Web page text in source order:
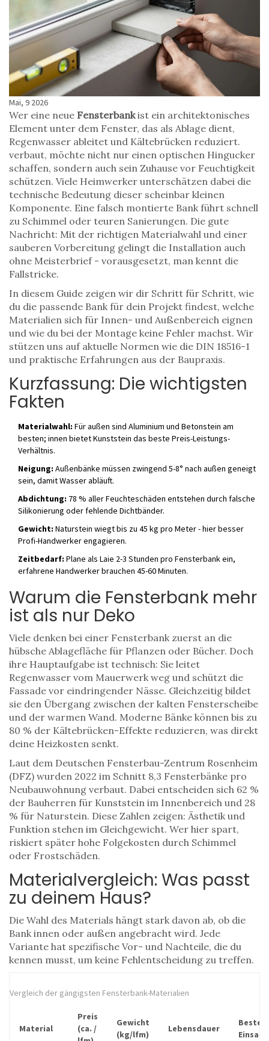
Mai, 9 2026
Wer eine neue Fensterbankist ein architektonisches
Element unter dem Fenster, das als Ablage dient,
Regenwasser ableitet und Kältebrücken reduziert.
verbaut, möchte nicht nur einen optischen Hingucker
schaffen, sondern auch sein Zuhause vor Feuchtigkeit
schützen. Viele Heimwerker unterschätzen dabei die
technische Bedeutung dieser scheinbar kleinen
Komponente. Eine falsch montierte Bank führt schnell
zu Schimmel oder teuren Sanierungen. Die gute
Nachricht: Mit der richtigen Materialwahl und einer
sauberen Vorbereitung gelingt die Installation auch
ohne Meisterbrief - vorausgesetzt, man kennt die
Fallstricke.
In diesem Guide zeigen wir dir Schritt für Schritt, wie
du die passende Bank für dein Projekt findest, welche
Materialien sich für Innen- und Außenbereich eignen
und wie du bei der Montage keine Fehler machst. Wir
stützen uns auf aktuelle Normen wie die DIN 18516-1
und praktische Erfahrungen aus der Baupraxis.
Kurzfassung: Die wichtigsten
Fakten
Materialwahl: Für außen sind Aluminium und Betonstein am
besten; innen bietet Kunststein das beste Preis-Leistungs-
Verhältnis.
Neigung: Außenbänke müssen zwingend 5-8° nach außen geneigt
sein, damit Wasser abläuft.
Abdichtung: 78 % aller Feuchteschäden entstehen durch falsche
Silikonierung oder fehlende Dichtbänder.
Gewicht: Naturstein wiegt bis zu 45 kg pro Meter - hier besser
Profi-Handwerker engagieren.
Zeitbedarf: Plane als Laie 2-3 Stunden pro Fensterbank ein,
erfahrene Handwerker brauchen 45-60 Minuten.
Warum die Fensterbank mehr
ist als nur Deko
Viele denken bei einer Fensterbank zuerst an die
hübsche Ablagefläche für Pflanzen oder Bücher. Doch
ihre Hauptaufgabe ist technisch: Sie leitet
Regenwasser vom Mauerwerk weg und schützt die
Fassade vor eindringender Nässe. Gleichzeitig bildet
sie den Übergang zwischen der kalten Fensterscheibe
und der warmen Wand. Moderne Bänke können bis zu
80 % der Kältebrücken-Effekte reduzieren, was direkt
deine Heizkosten senkt.
Laut dem Deutschen Fensterbau-Zentrum Rosenheim
(DFZ) wurden 2022 im Schnitt 8,3 Fensterbänke pro
Neubauwohnung verbaut. Dabei entscheiden sich 62 %
der Bauherren für Kunststein im Innenbereich und 28
% für Naturstein. Diese Zahlen zeigen: Ästhetik und
Funktion stehen im Gleichgewicht. Wer hier spart,
riskiert später hohe Folgekosten durch Schimmel
oder Frostschäden.
Materialvergleich: Was passt
zu deinem Haus?
Die Wahl des Materials hängt stark davon ab, ob die
Bank innen oder außen angebracht wird. Jede
Variante hat spezifische Vor- und Nachteile, die du
kennen musst, um keine Fehlentscheidung zu treffen.
Vergleich der gängigsten Fensterbank-Materialien
Material
Preis
(ca. /
Gewicht
(kg/lfm)
Lebensdauer
Bester